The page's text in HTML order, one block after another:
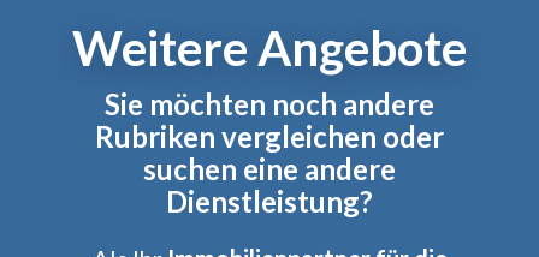
Weitere Angebote
Sie möchten noch andere
Rubriken vergleichen oder
suchen eine andere
Dienstleistung?